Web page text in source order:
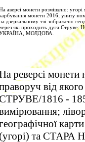
аверсі монети розміщено:
монети 2016, унизу
дзеркальному тлі зображено
які проходить дуга
МОЛДОВА.
реверсі монети
від
1816 -
(угорі) та СТАРА